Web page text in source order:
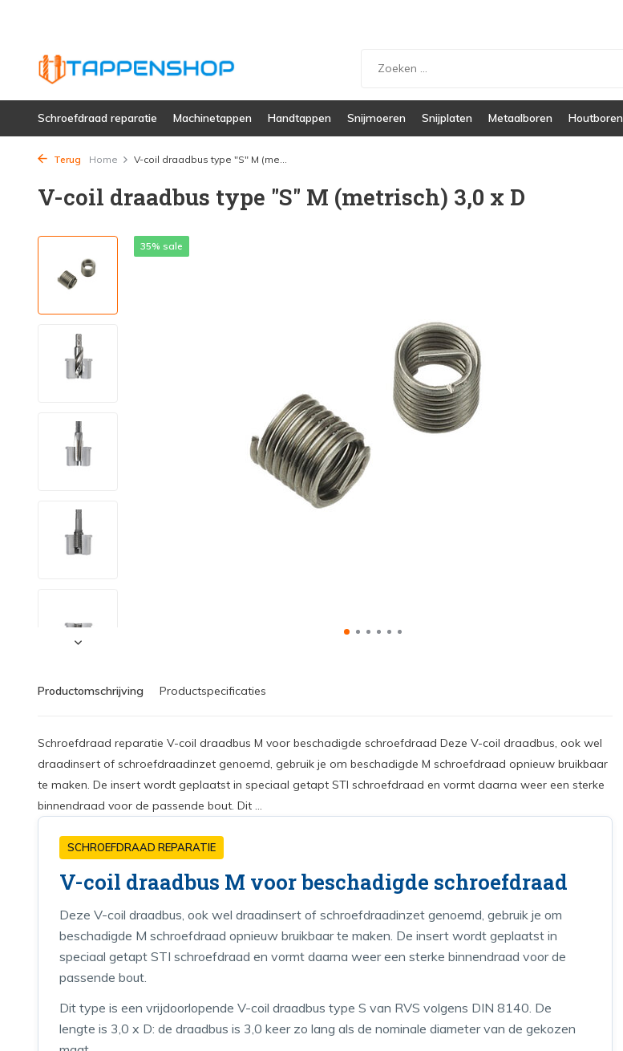
Schroefdraad reparatie Machinetappen Handtappen Snijmoeren Snijplaten Metaalboren Houtboren
Terug Home V-coil draadbus type "S" M (me...
V-coil draadbus type "S" M (metrisch) 3,0 x D
35% sale
Productomschrijving Productspecificaties
Schroefdraad reparatie V-coil draadbus M voor beschadigde schroefdraad Deze V-coil draadbus, ook wel
draadinsert of schroefdraadinzet genoemd, gebruik je om beschadigde M schroefdraad opnieuw bruikbaar
te maken. De insert wordt geplaatst in speciaal getapt STI schroefdraad en vormt daarna weer een sterke
binnendraad voor de passende bout. Dit ...
SCHROEFDRAAD REPARATIE
V-coil draadbus M voor beschadigde schroefdraad
Deze V-coil draadbus, ook wel draadinsert of schroefdraadinzet genoemd, gebruik je om
beschadigde M schroefdraad opnieuw bruikbaar te maken. De insert wordt geplaatst in
speciaal getapt STI schroefdraad en vormt daarna weer een sterke binnendraad voor de
passende bout.
Dit type is een vrijdoorlopende V-coil draadbus type S van RVS volgens DIN 8140. De
lengte is 3,0 x D: de draadbus is 3,0 keer zo lang als de nominale diameter van de gekozen